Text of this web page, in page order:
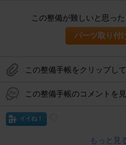
この整備が難しいと思っ
パーツ取り付
この整備手帳をクリップし
この整備手帳のコメントを
イイね！
もっと見